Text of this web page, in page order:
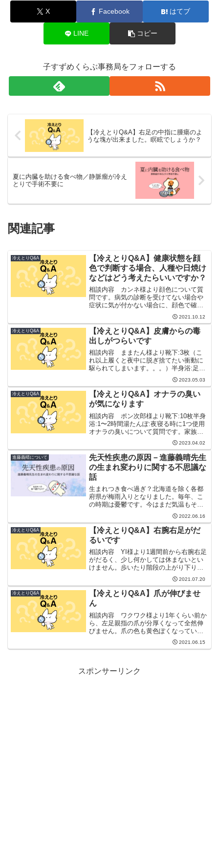
X Facebook はてブ
LINE コピー
子すずめくらぶ事務局をフォローする
【冷えとりQ&A】右足の中指に腫瘍のよ
うな塊が出来ました。瞑眩でしょうか？
夏に内臓を助ける食べ物／静脈瘤が冷え
とりで手術不要に
関連記事
冷えとりQ&A
【冷えとりQ&A】健康状態を顔
色で判断する場合、人種や日焼け
などはどう考えたらいいですか？
相談内容 カンネ様より顔色について質
問です。病気の診断を受けてない場合や
症状に気が付かない場合に、顔色で確認
できるのは重要な判断の仕方だと思った
ので質問させていただきます。ラジオ
【冷えとりでセルフメンテナンス】第13
回を聞き、疑問に思ったこ...
2021.10.12
冷えとりQ&A
【冷えとりQ&A】皮膚からの毒
出しがつらいです
相談内容 ままたん様より靴下:3枚（こ
れ以上履くと夜中に脱ぎ捨てたい衝動に
駆られてしまいます。。。）半身浴:足湯
を4時間程（在宅勤務のため足湯し放題で
す）当方は幼少時からアトピーがあり、
手湿疹などに悩まされてきました。ただ
いま52歳なのです...
2023.05.03
冷えとりQ&A
【冷えとりQ&A】オナラの臭い
が気になります
相談内容 ポン次郎様より靴下:10枚半身
浴:1〜2時間湯たんぽ:夜寝る時に1つ使用
オナラの臭いについて質問です。家族と
ほぼ同じ物を食べているのですが、私だ
け臭いがキツくなる時があります。以前
は数ヶ月続いた事もありましたが、最近
は短いと1〜2...
2023.04.02
進藤義晴について
先天性疾患の原因－進藤義晴先生
の生まれ変わりに関する不思議な
話
生まれつき食べ過ぎ？北海道を除く各都
府県が梅雨入りとなりました。毎年、こ
の時期は憂鬱です。今はまだ気温もそん
なに高くないのでまだ良いのですが、こ
れから暑さが増してくると本当に嫌にな
ります。よくお話していますように、私
は消化器が悪いので湿気に...
2022.06.16
冷えとりQ&A
【冷えとりQ&A】右腕右足がだ
るいです
相談内容 YI様より1週間前から右腕右足
がだるく、少し何かしては休まないとい
けません。歩いたり階段の上がり下りも
少し辛いです。ご質問の件ですが、右に
症状が出ているようですので、主に肝臓
の毒出しだと思います。「冷えとり」を
強化して毒が出て行け...
2021.07.20
冷えとりQ&A
【冷えとりQ&A】爪が伸びませ
ん
相談内容 ワクワク様より1年くらい前か
ら、左足親指の爪が分厚くなって全然伸
びません。爪の色も黄色ぽくなっていま
す。先日、皮膚科に行ってみましたが、
原因不明で取りあえずステロイド軟膏を
2021.06.15
スポンサーリンク